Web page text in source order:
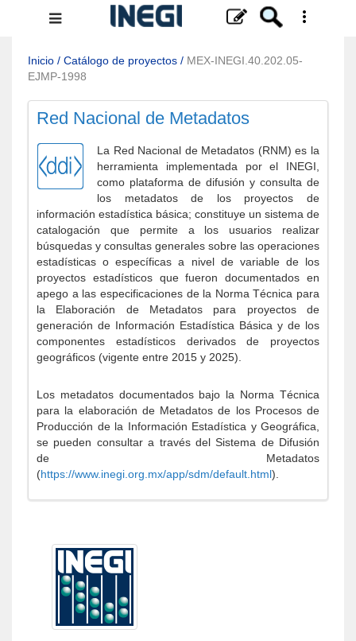
Menú
navegación
Inicio / Catálogo de proyectos / MEX-INEGI.40.202.05-
EJMP-1998
Red Nacional de Metadatos
La Red Nacional de Metadatos (RNM) es la
herramienta implementada por el INEGI,
como plataforma de difusión y consulta de
los metadatos de los proyectos de
información estadística básica; constituye un sistema de
catalogación que permite a los usuarios realizar
búsquedas y consultas generales sobre las operaciones
estadísticas o específicas a nivel de variable de los
proyectos estadísticos que fueron documentados en
apego a las especificaciones de la Norma Técnica para
la Elaboración de Metadatos para proyectos de
generación de Información Estadística Básica y de los
componentes estadísticos derivados de proyectos
geográficos (vigente entre 2015 y 2025).
Los metadatos documentados bajo la Norma Técnica
para la elaboración de Metadatos de los Procesos de
Producción de la Información Estadística y Geográfica,
se pueden consultar a través del Sistema de Difusión
de Metadatos
(https://www.inegi.org.mx/app/sdm/default.html).